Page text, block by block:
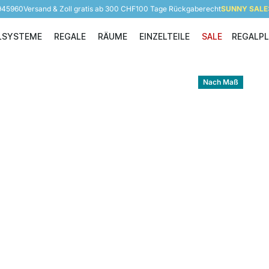
Versand & Zoll gratis ab 300 CHF100 Tage RückgaberechtSUNNY
Regalsysteme
REGALE
Regale
RÄUME
Räume
EINZELTEILE
Einzelteile
SALE
Nach Maß